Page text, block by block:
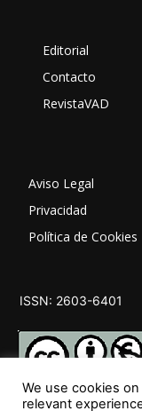
Editorial
Contacto
RevistaVAD
Aviso Legal
Privacidad
Política de Cookies
ISSN: 2603-6401
We use cookies
relevant